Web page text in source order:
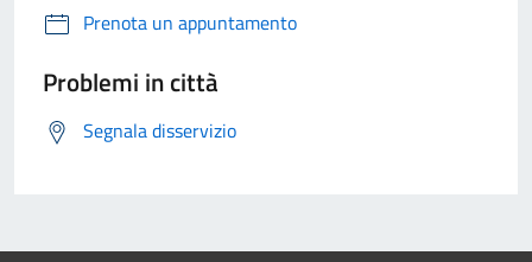
Prenota un appuntamento
Problemi in città
Segnala disservizio